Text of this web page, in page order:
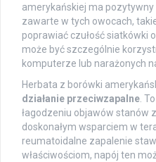
amerykańskiej ma pozytywny
zawarte w tych owocach,
poprawiać czułość siatkówki
może być szczególnie
komputerze lub narażonych
Herbata z borówki
działanie przeciwzapalne .
łagodzeniu objawów stanów
doskonałym wsparciem w
reumatoidalne zapalenie
właściwościom, napój ten